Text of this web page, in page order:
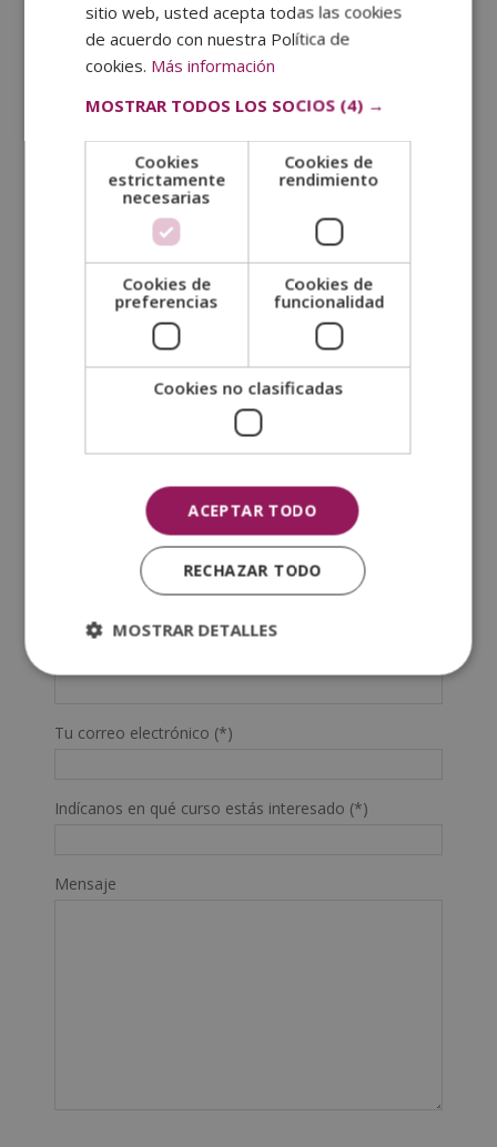
buscar el equilibrio. Por ejemplo, repartir equitativamente
el tiempo entre distintas familias o procurar tener gestos
amables y comentarios positivos puede marcar la
combativa, lo mejor es tratar de construir un ambiente de
Y si surge un conflicto, recuerda que no se trata de ganar
una discusión, sino de llegar a acuerdos donde ambas
partes se sientan escuchadas. La empatía y la disposición
para colaborar son herramientas poderosas para mejorar
la convivencia familiar.
SOLICITA MÁS INFORMACIÓN
Prefijo teléfono país(*)
Tu correo electrónico (*)
Indícanos en qué curso estás interesado (*)
Mensaje
sitio web, usted acepta todas las cookies
de acuerdo con nuestra Política de
cookies. Más información
MOSTRAR TODOS LOS SOCIOS (4) →
Cookies
estrictamente
necesarias
Cookies de
rendimiento
Cookies de
preferencias
Cookies de
funcionalidad
Cookies no clasificadas
ACEPTAR TODO
RECHAZAR TODO
MOSTRAR DETALLES